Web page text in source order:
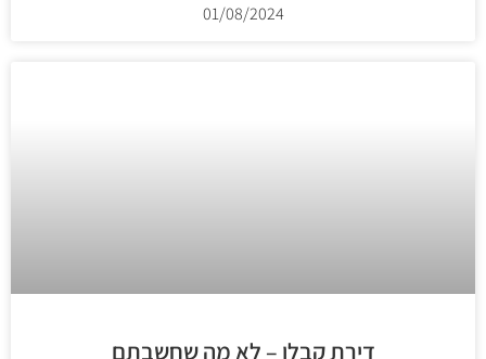
01/08/2024
דירת קבלן – לא מה שחשבתם